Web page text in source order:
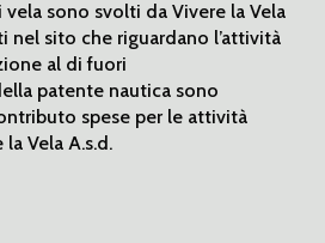
sono svolti da Vivere la Vela
nel sito che riguardano l’attività
al di fuori
patente nautica sono
spese per le attività
Vela A.s.d.